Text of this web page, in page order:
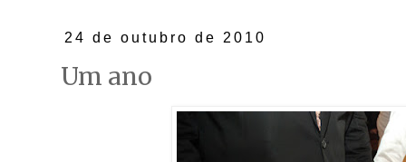
24 de outubro de 2010
Um ano